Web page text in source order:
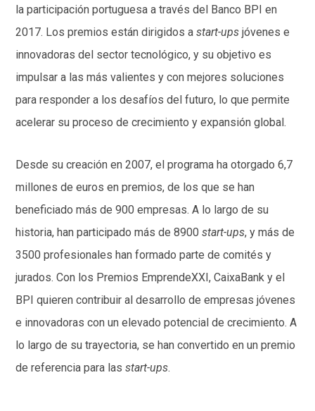
la participación portuguesa a través del Banco BPI en
2017. Los premios están dirigidos astart-ups jóvenes e
innovadoras del sector tecnológico, y su objetivo es
impulsar a las más valientes y con mejores soluciones
para responder a los desafíos del futuro, lo que permite
acelerar su proceso de crecimiento y expansión global.
Desde su creación en 2007, el programa ha otorgado 6,7
millones de euros en premios, de los que se han
beneficiado más de 900 empresas. A lo largo de su
historia, han participado más de 8900start-ups, y más de
3500 profesionales han formado parte de comités y
jurados. Con los Premios EmprendeXXI, CaixaBank y el
BPI quieren contribuir al desarrollo de empresas jóvenes
e innovadoras con un elevado potencial de crecimiento. A
lo largo de su trayectoria, se han convertido en un premio
de referencia para lasstart-ups.